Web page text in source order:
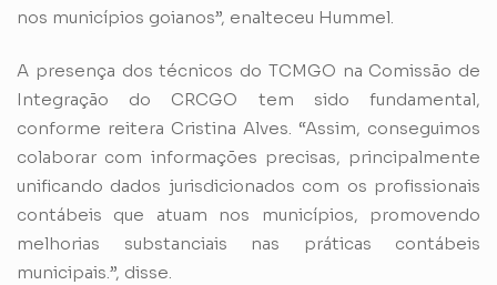
nos municípios goianos”, enalteceu Hummel.
A presença dos técnicos do TCMGO na Comissão de
Integração do CRCGO tem sido fundamental,
conforme reitera Cristina Alves. “Assim, conseguimos
colaborar com informações precisas, principalmente
unificando dados jurisdicionados com os profissionais
contábeis que atuam nos municípios, promovendo
melhorias substanciais nas práticas contábeis
municipais.”, disse.